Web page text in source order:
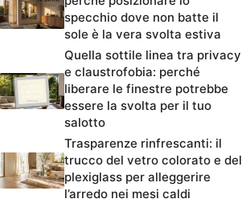
specchio dove non batte il
sole è la vera svolta estiva
Quella sottile linea tra privacy
e claustrofobia: perché
liberare le finestre potrebbe
essere la svolta per il tuo
salotto
Trasparenze rinfrescanti: il
trucco del vetro colorato e del
plexiglass per alleggerire
l’arredo nei mesi caldi